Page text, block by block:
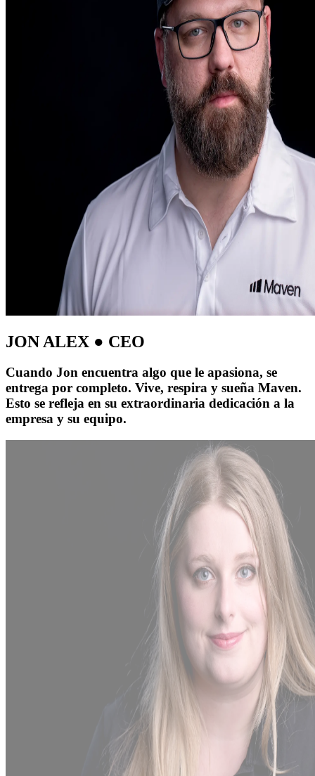
JON ALEX ● CEO
Cuando Jon encuentra algo que le apasiona, se
entrega por completo. Vive, respira y sueña Maven.
Esto se refleja en su extraordinaria dedicación a la
empresa y su equipo.